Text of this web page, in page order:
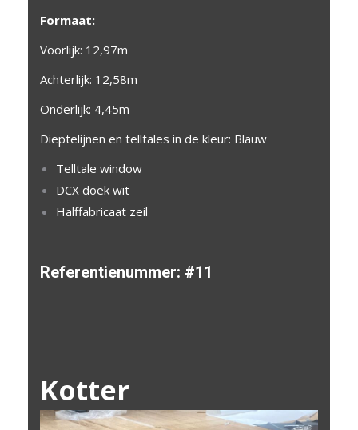
Formaat:
Voorlijk: 12,97m
Achterlijk: 12,58m
Onderlijk: 4,45m
Dieptelijnen en telltales in de kleur: Blauw
Telltale window
DCX doek wit
Halffabricaat zeil
Referentienummer: #11
Kotter